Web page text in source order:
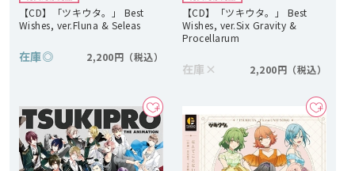
【CD】「ツキウタ。」 Best
Wishes, ver.Fluna & Seleas
在庫◎ 2,200円
【CD】「ツキウタ。」 Best
Wishes, ver.Six Gravity &
Procellarum
在庫 × 2,200円